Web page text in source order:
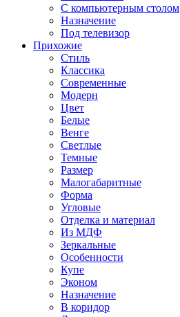
С компьютерным столом
Назначение
Под телевизор
Прихожие
Стиль
Классика
Современные
Модерн
Цвет
Белые
Венге
Светлые
Темные
Размер
Малогабаритные
Форма
Угловые
Отделка и материал
Из МДФ
Зеркальные
Особенности
Купе
Эконом
Назначение
В коридор